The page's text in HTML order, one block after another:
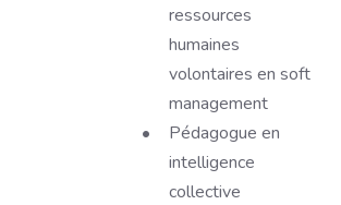
ressources
humaines
volontaires en soft
management
Pédagogue en
intelligence
collective